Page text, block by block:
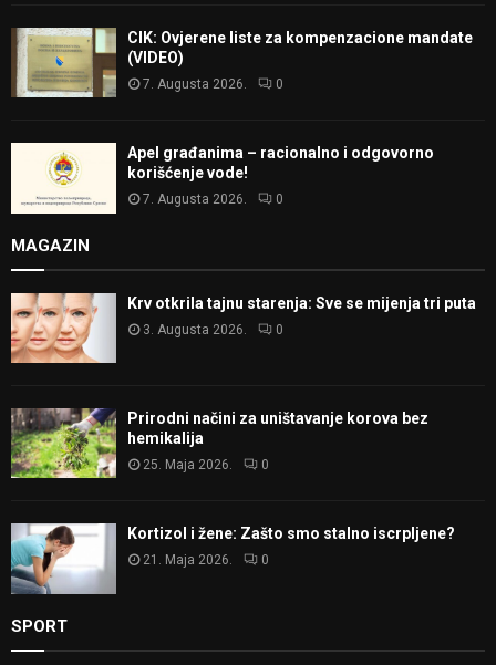
CIK: Ovjerene liste za kompenzacione mandate
(VIDEO)
7. Augusta 2026. 0
Apel građanima – racionalno i odgovorno
korišćenje vode!
7. Augusta 2026. 0
MAGAZIN
Krv otkrila tajnu starenja: Sve se mijenja tri puta
3. Augusta 2026. 0
Prirodni načini za uništavanje korova bez
hemikalija
25. Maja 2026. 0
Kortizol i žene: Zašto smo stalno iscrpljene?
21. Maja 2026. 0
SPORT